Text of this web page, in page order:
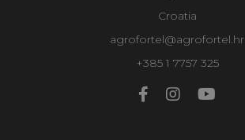
Croatia
agrofortel@agrofortel.hr
+385 1 7757 325